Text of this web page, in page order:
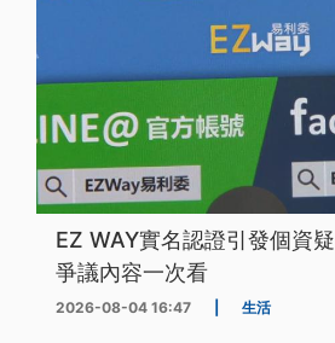
EZ WAY實名認證引發個資
爭議內容一次看
2026-08-04 16:47 生活